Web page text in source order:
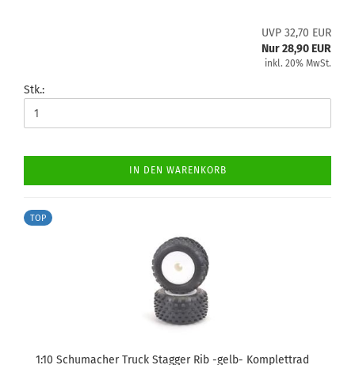
UVP 32,70 EUR
Nur 28,90 EUR
inkl. 20% MwSt.
Stk.:
IN DEN WARENKORB
TOP
1:10 Schumacher Truck Stagger Rib -gelb- Komplettrad